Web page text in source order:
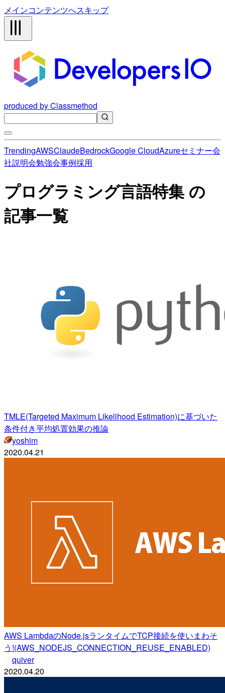
メインコンテンツへスキップ
produced by Classmethod
TrendingAWSClaudeBedrockGoogle CloudAzureセミナー会
社説明会勉強会事例採用
プログラミング言語特集 の
記事一覧
TMLE(Targeted Maximum Likelihood Estimation)に基づいた
条件付き平均処置効果の推論
yoshim
2020.04.21
AWS LambdaのNode.jsランタイムでTCP接続を使いまわそ
う!(AWS_NODEJS_CONNECTION_REUSE_ENABLED)
quiver
2020.04.20